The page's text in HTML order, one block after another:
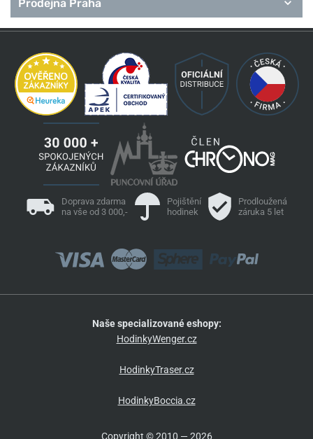
Prodejna Praha
Doprava zdarma
na vše od 3 000,-
Pojištění
hodinek
Prodloužená
záruka 5 let
Naše specializované eshopy:
HodinkyWenger.cz
HodinkyTraser.cz
HodinkyBoccia.cz
Copyright © 2010 — 2026